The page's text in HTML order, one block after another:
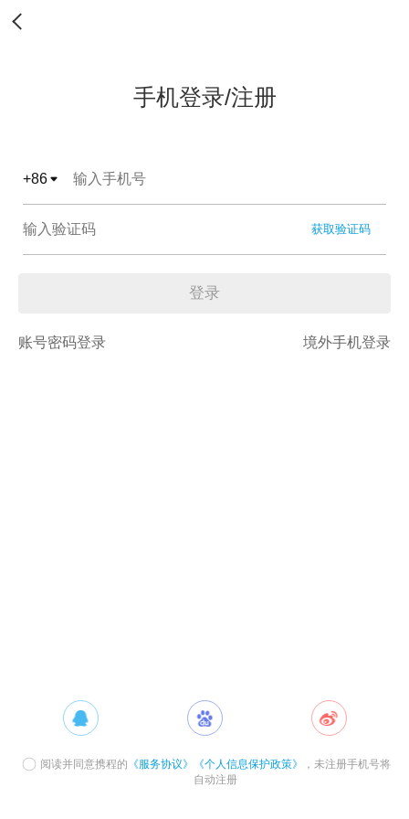
手机登录/注册
+86
获取验证码
登录
账号密码登录 境外手机登录
阅读并同意携程的 《服务协议》 《个人信息保护政策》
，未注册手机号将
自动注册